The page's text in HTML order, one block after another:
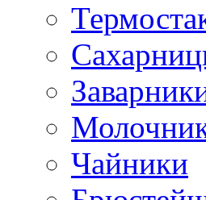
Чайники